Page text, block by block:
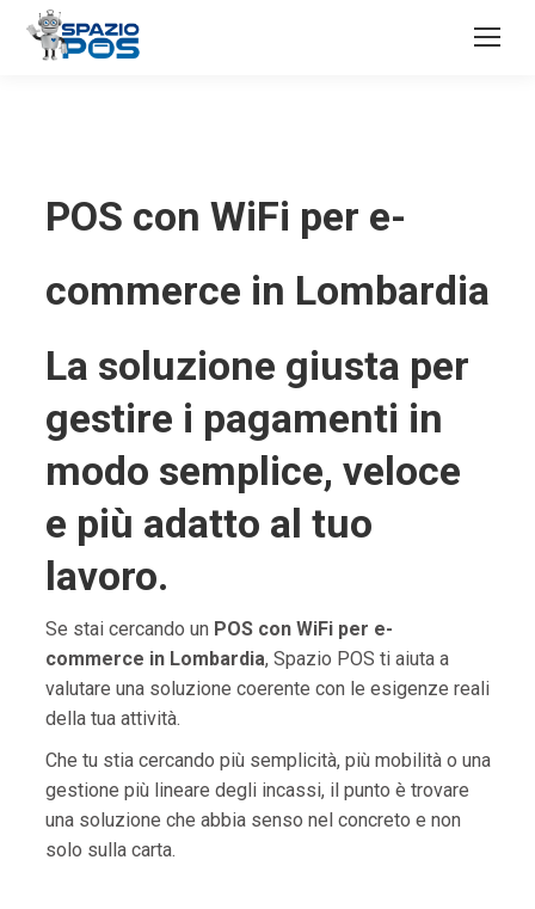
POS con WiFi per e-
commerce in Lombardia
La soluzione giusta per
gestire i pagamenti in
modo semplice, veloce
e più adatto al tuo
lavoro.
Se stai cercando un POS con WiFi per e-
commerce in Lombardia, Spazio POS ti aiuta a
valutare una soluzione coerente con le esigenze reali
della tua attività.
Che tu stia cercando più semplicità, più mobilità o una
gestione più lineare degli incassi, il punto è trovare
una soluzione che abbia senso nel concreto e non
solo sulla carta.